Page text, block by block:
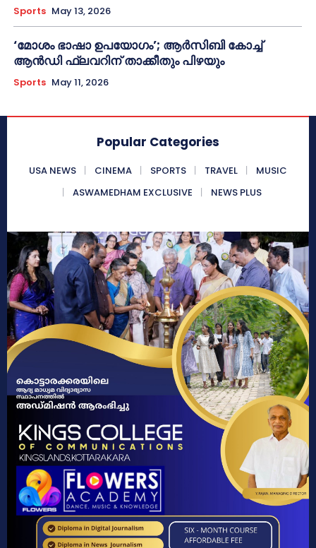
Sports May 13, 2026
‘മോശം ഭാഷാ ഉപയോഗം’; ആർസിബി കോച്ച്
ആൻഡി ഫ്ലവറിന് താക്കീതും പിഴയും
Sports May 11, 2026
Popular Categories
USA NEWS CINEMA SPORTS TRAVEL
MUSIC
ASWAMEDHAM EXCLUSIVE
NEWS PLUS